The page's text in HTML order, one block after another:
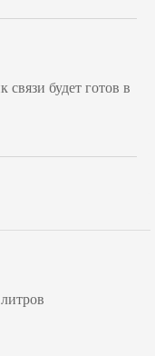
будет готов в